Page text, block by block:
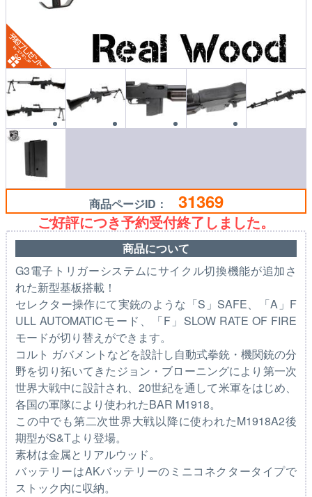
商品ページID： 31369
ご好評につき予約受付終了しました。
商品について
G3電子トリガーシステムにサイクル切換機能が追加さ
れた新型基板搭載！
セレクター操作にて実銃のような「S」SAFE、「A」F
ULL AUTOMATICモード、「F」SLOW RATE OF FIRE
モードが切り替えができます。
コルト ガバメントなどを設計し自動式拳銃・機関銃の分
野を切り拓いてきたジョン・ブローニングにより第一次
世界大戦中に設計され、20世紀を通して米軍をはじめ、
各国の軍隊により使われたBAR M1918。
この中でも第二次世界大戦以降に使われたM1918A2後
期型がS&Tより登場。
素材は金属とリアルウッド。
バッテリーはAKバッテリーのミニコネクタータイプで
ストック内に収納。